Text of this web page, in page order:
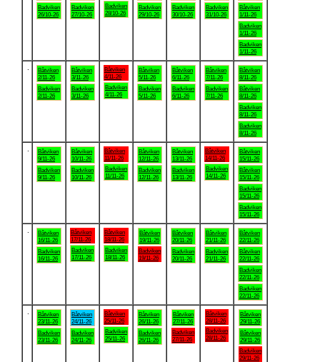
Badviken
26/10-26
Badviken
27/10-26
Badviken
28/10-26
Badviken
29/10-26
Badviken
30/10-26
Badviken
31/10-26
Båtviken
1/11-26
Badviken
1/11-26
Badviken
1/11-26
Båtviken
2/11-26
Badviken
2/11-26
Båtviken
3/11-26
Badviken
3/11-26
Båtviken
4/11-26
Badviken
4/11-26
Båtviken
5/11-26
Badviken
5/11-26
Båtviken
6/11-26
Badviken
6/11-26
Båtviken
7/11-26
Badviken
7/11-26
Båtviken
8/11-26
Båtviken
8/11-26
Badviken
8/11-26
Badviken
8/11-26
Båtviken
9/11-26
Badviken
9/11-26
Båtviken
10/11-26
Badviken
10/11-26
Båtviken
11/11-26
Badviken
11/11-26
Båtviken
12/11-26
Badviken
12/11-26
Båtviken
13/11-26
Badviken
13/11-26
Båtviken
14/11-26
Badviken
14/11-26
Båtviken
15/11-26
Båtviken
15/11-26
Badviken
15/11-26
Badviken
15/11-26
Båtviken
16/11-26
Badviken
16/11-26
Båtviken
17/11-26
Badviken
17/11-26
Båtviken
18/11-26
Badviken
18/11-26
Båtviken
19/11-26
Badviken
19/11-26
Båtviken
20/11-26
Badviken
20/11-26
Båtviken
21/11-26
Badviken
21/11-26
Båtviken
22/11-26
Båtviken
22/11-26
Badviken
22/11-26
Badviken
22/11-26
Båtviken
23/11-26
Badviken
23/11-26
Båtviken
24/11-26
Badviken
24/11-26
Båtviken
25/11-26
Badviken
25/11-26
Båtviken
26/11-26
Badviken
26/11-26
Båtviken
27/11-26
Badviken
27/11-26
Båtviken
28/11-26
Badviken
28/11-26
Båtviken
29/11-26
Båtviken
29/11-26
Badviken
29/11-26